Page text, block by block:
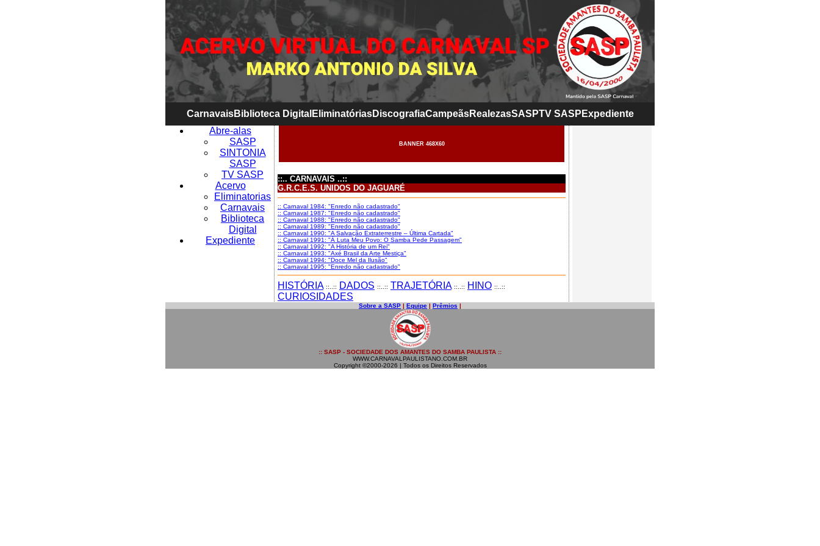
CarnavaisBiblioteca Digital EliminatóriasDiscografiaCampeãsRealezasSASPTV SASP Expediente
Abre-alas
SASP
SINTONIA
SASP
TV SASP
Acervo
Eliminatorias
Carnavais
Biblioteca
Digital
Expediente
BANNER 468X60
::.. CARNAVAIS ..::
G.R.C.E.S. UNIDOS DO JAGUARÉ
:: Carnaval 1984: "Enredo não cadastrado"
:: Carnaval 1987: "Enredo não cadastrado"
:: Carnaval 1988: "Enredo não cadastrado"
:: Carnaval 1989: "Enredo não cadastrado"
:: Carnaval 1990: "A Salvação Extraterrestre – Última Cartada"
:: Carnaval 1991: "À Luta Meu Povo: O Samba Pede Passagem"
:: Carnaval 1992: "A História de um Rei"
:: Carnaval 1993: "Axé Brasil da Arte Mestiça"
:: Carnaval 1994: "Doce Mel da Ilusão"
:: Carnaval 1995: "Enredo não cadastrado"
HISTÓRIA ::..:: DADOS ::..:: TRAJETÓRIA ::..:: HINO ::..::
CURIOSIDADES
Sobre a SASP | Equipe | Prêmios |
:: SASP - SOCIEDADE DOS AMANTES DO SAMBA PAULISTA ::
WWW.CARNAVALPAULISTANO.COM.BR
Copyright ©2000-2026 | Todos os Direitos Reservados